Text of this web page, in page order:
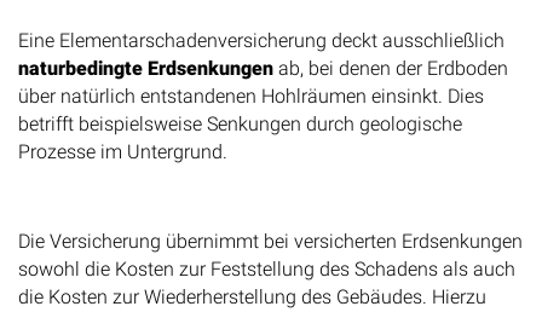
Eine Elementarschadenversicherung deckt ausschließlich
naturbedingte Erdsenkungen ab, bei denen der Erdboden
über natürlich entstandenen Hohlräumen einsinkt. Dies
betrifft beispielsweise Senkungen durch geologische
Prozesse im Untergrund.
Die Versicherung übernimmt bei versicherten Erdsenkungen
sowohl die Kosten zur Feststellung des Schadens als auch
die Kosten zur Wiederherstellung des Gebäudes. Hierzu